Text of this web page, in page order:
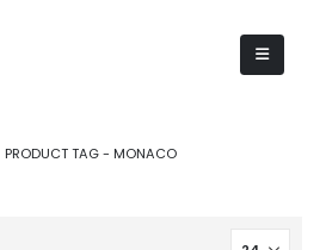
PRODUCT TAG - MONACO